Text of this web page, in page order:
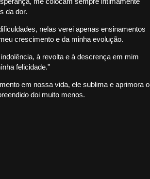
da dor.
nelas verei apenas ensinamentos
crescimento e da minha evolução.
à revolta e à descrença em mim
felicidade."
em nossa vida, ele sublima e aprimora o
doi muito menos.